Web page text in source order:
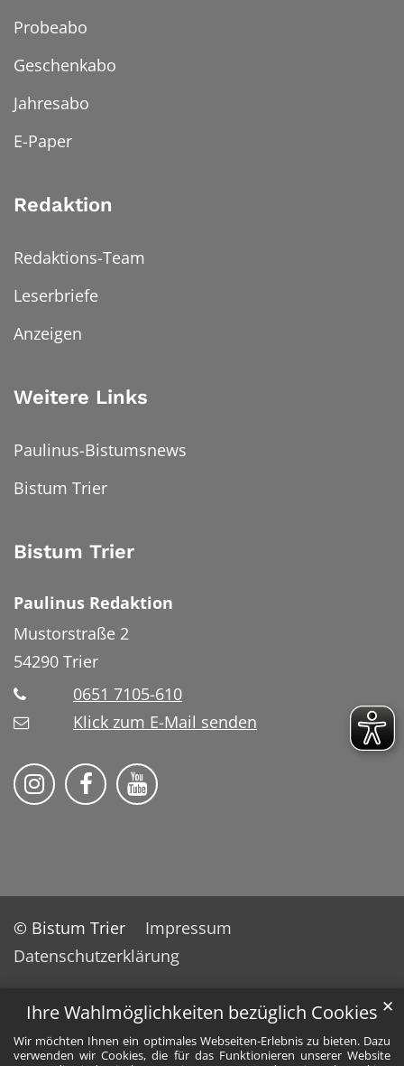
Ihre Wahlmöglichkeiten bezüglich Cookies
Wir möchten Ihnen ein optimales Webseiten-Erlebnis zu bieten. Dazu
verwenden wir Cookies, die für das Funktionieren unserer Website
✕
Probeabo
Geschenkabo
Jahresabo
E-Paper
Redaktion
Redaktions-Team
Leserbriefe
Anzeigen
Weitere Links
Paulinus-Bistumsnews
Bistum Trier
Bistum Trier
Paulinus Redaktion
Mustorstraße 2
54290 Trier
0651 7105-610
Klick zum E-Mail senden
Bistum Trier auf Instragram
Bistum Trier auf Facebook
Bistum Trier auf YouTube
© Bistum Trier
Impressum
Datenschutzerklärung